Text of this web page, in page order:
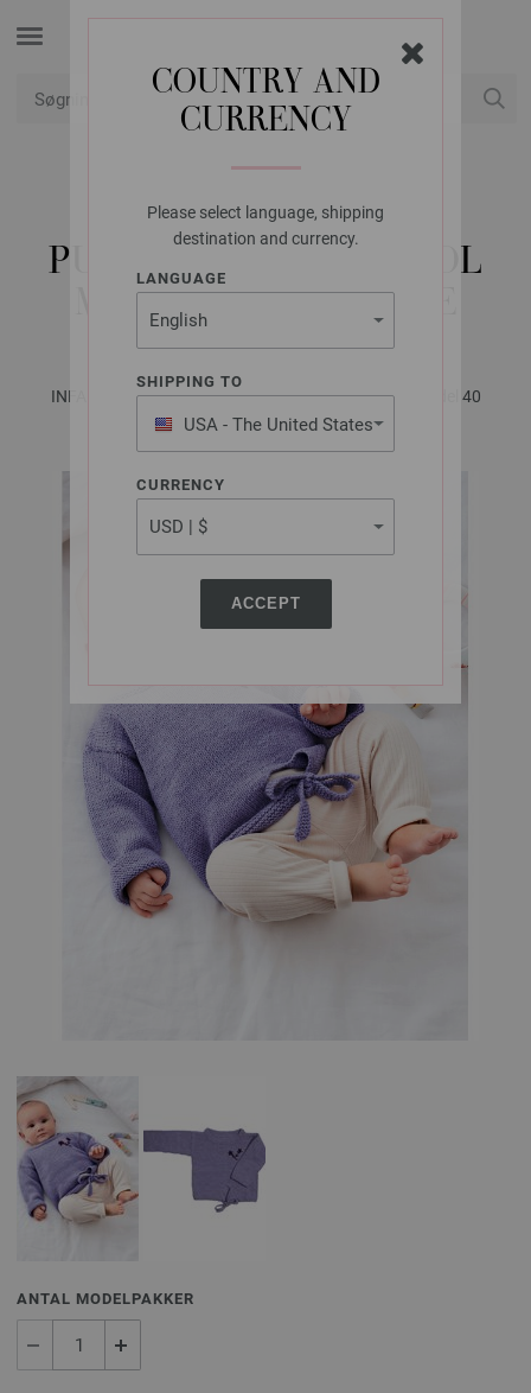
COUNTRY AND
CURRENCY
Please select language, shipping
destination and currency.
LANGUAGE
SHIPPING TO
USA - The United States
of America
CURRENCY
ACCEPT
LANA GROSSA
PULLOVER COOL WOOL
MÉLANGE & COTONE
INFANTI No. 18 - Magasin (DE) + Opskrifter (DK) | Model 40
ANTAL MODELPAKKER